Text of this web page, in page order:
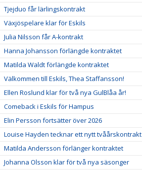
Tjejduo får lärlingskontrakt
Växjöspelare klar för Eskils
Julia Nilsson får A-kontrakt
Hanna Johansson förlängde kontraktet
Matilda Waldt förlängde kontraktet
Välkommen till Eskils, Thea Staffansson!
Ellen Roslund klar för två nya GulBlåa år!
Comeback i Eskils för Hampus
Elin Persson fortsätter över 2026
Louise Hayden tecknar ett nytt tvåårskontrakt
Matilda Andersson förlänger kontraktet
Johanna Olsson klar för två nya säsonger